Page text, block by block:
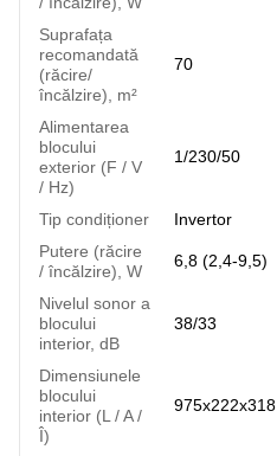
Suprafața
recomandată
(răcire/
încălzire), m²
70
Alimentarea
blocului
exterior (F / V
/ Hz)
1/230/50
Tip condiționer
Invertor
Putere (răcire
/ încălzire), W
6,8 (2,4-9,5)
Nivelul sonor a
blocului
interior, dB
38/33
Dimensiunele
blocului
interior (L / A /
Î)
975x222x318